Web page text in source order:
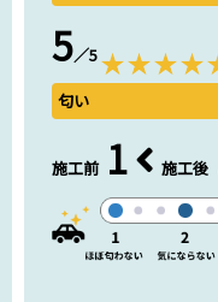
5／5
匂い
施工前 1 施工後